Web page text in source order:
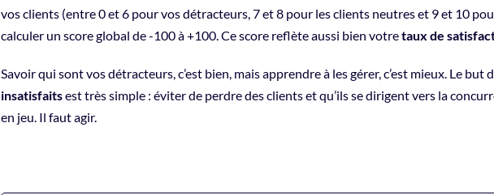
vos clients (entre 0 et 6 pour vos détracteurs, 7 et 8 pour les clients neutres et 9 et 10
calculer un score global de -100 à +100. Ce score reflète aussi bien votretaux de
Savoir qui sont vos détracteurs, c’est bien, mais apprendre à les gérer, c’est mieux. Le but
insatisfaitsest très simple : éviter de perdre des clients et qu’ils se dirigent vers la
en jeu. Il faut agir.